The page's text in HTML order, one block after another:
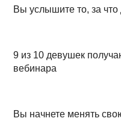
Вы услышите то, за что
9 из 10 девушек
вебинара
Вы начнете менять